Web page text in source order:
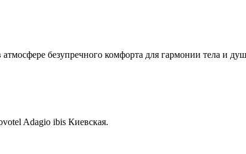
безупречного комфорта для гармонии тела и
Adagio ibis Киевская.